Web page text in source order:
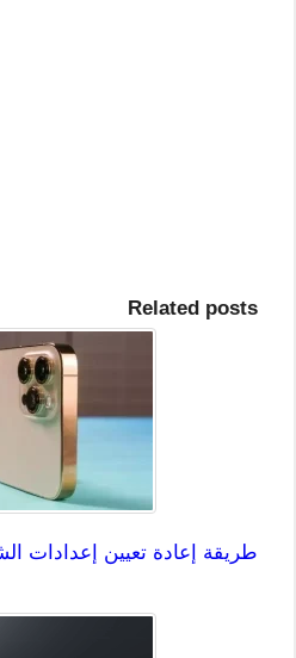
Related posts
طريقة إعادة تعيين إعدادات